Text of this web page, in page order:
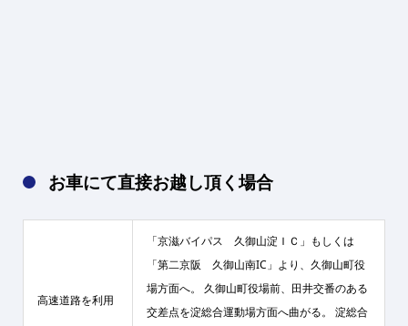
お車にて直接お越し頂く場合
高速道路を利用
「京滋バイパス 久御山淀ＩＣ」もしくは
「第二京阪 久御山南IC」より、久御山町役
場方面へ。 久御山町役場前、田井交番のある
交差点を淀総合運動場方面へ曲がる。 淀総合